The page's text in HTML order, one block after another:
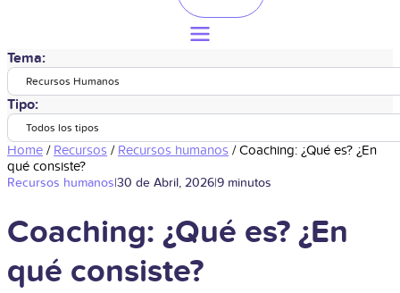
Tema:
Recursos Humanos
Tipo:
Todos los tipos
Home / Recursos / Recursos humanos /Coaching: ¿Qué es? ¿En
qué consiste?
Recursos humanos|30 de Abril, 2026|9 minutos
Coaching: ¿Qué es? ¿En
qué consiste?